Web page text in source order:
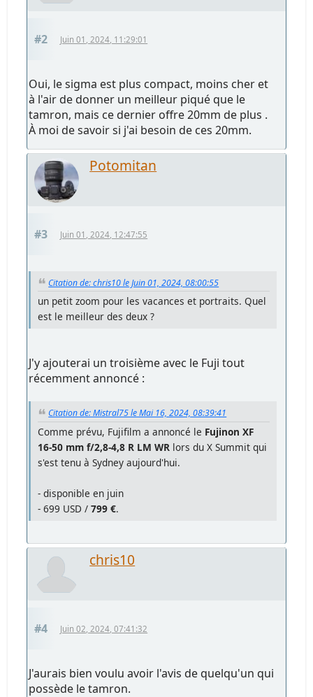
#2 Juin 01, 2024, 11:29:01
Oui, le sigma est plus compact, moins cher et
à l'air de donner un meilleur piqué que le
tamron, mais ce dernier offre 20mm de plus .
À moi de savoir si j'ai besoin de ces 20mm.
Potomitan
#3 Juin 01, 2024, 12:47:55
Citation de: chris10 le Juin 01, 2024, 08:00:55
un petit zoom pour les vacances et portraits. Quel
est le meilleur des deux ?
J'y ajouterai un troisième avec le Fuji tout
récemment annoncé :
Citation de: Mistral75 le Mai 16, 2024, 08:39:41
Comme prévu, Fujifilm a annoncé le Fujinon XF
16-50 mm f/2,8-4,8 R LM WR lors du X Summit qui
s'est tenu à Sydney aujourd'hui.
- disponible en juin
- 699 USD /799 €.
chris10
#4 Juin 02, 2024, 07:41:32
J'aurais bien voulu avoir l'avis de quelqu'un qui
possède le tamron.